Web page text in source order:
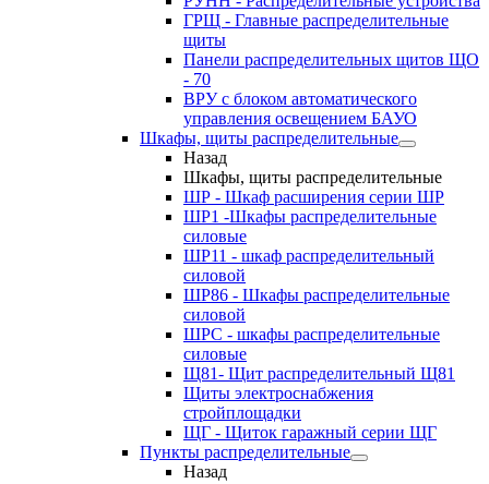
ГРЩ - Главные распределительные
щиты
Панели распределительных щитов ЩО
- 70
ВРУ с блоком автоматического
управления освещением БАУО
Шкафы, щиты распределительные
Назад
Шкафы, щиты распределительные
ШР - Шкаф расширения серии ШР
ШР1 -Шкафы распределительные
силовые
ШР11 - шкаф распределительный
силовой
ШР86 - Шкафы распределительные
силовой
ШРС - шкафы распределительные
силовые
Щ81- Щит распределительный Щ81
Щиты электроснабжения
стройплощадки
ЩГ - Щиток гаражный серии ЩГ
Пункты распределительные
Назад